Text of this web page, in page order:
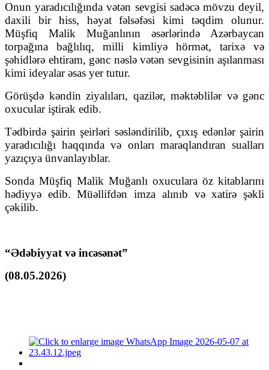
Onun yaradıcılığında vətən sevgisi sadəcə mövzu deyil,
daxili bir hiss, həyat fəlsəfəsi kimi təqdim olunur.
Müşfiq Malik Muğanlının əsərlərində Azərbaycan
torpağına bağlılıq, milli kimliyə hörmət, tarixə və
şəhidlərə ehtiram, gənc nəslə vətən sevgisinin aşılanması
kimi ideyalar əsas yer tutur.
Görüşdə kəndin ziyalıları, qazilər, məktəblilər və gənc
oxucular iştirak edib.
Tədbirdə şairin şeirləri səsləndirilib, çıxış edənlər şairin
yaradıcılığı haqqında və onları maraqlandıran sualları
yazıçıya ünvanlayıblar.
Sonda Müşfiq Malik Muğanlı oxuculara öz kitablarını
hədiyyə edib. Müəllifdən imza alınıb və xatirə şəkli
çəkilib.
“Ədəbiyyat və incəsənət”
(08.05.2026)